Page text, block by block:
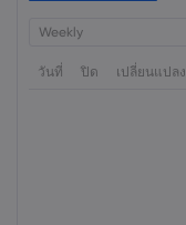
Weekly
วันที่ ปิด เปลี่ยนแปลง